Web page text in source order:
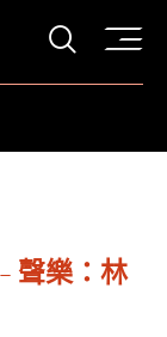
打開
聲樂：林